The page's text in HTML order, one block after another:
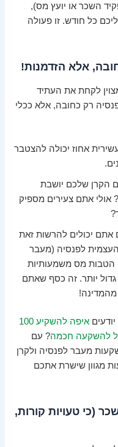
מפקיד השכר או יועץ מס),
כל חודש. זו פעולה
חובה, אלא הזדמנות!
לקחת את העתיד
רק כחובה, אלא ככלי
אחוז יכולה להצטבר
הקרן שלכם יושבת
אולי אתם צעירים מספיק
אתם יכולים להרשות זאת
לפנסיה (מעבר
הטבות מס משמעותיות
גדול יותר. זה כסף שאתם
איפה להשקיע 100
? עם
מעבר לפנסיה ולקרן
מגוון שישרת אתכם
(כי טעויות קורות,